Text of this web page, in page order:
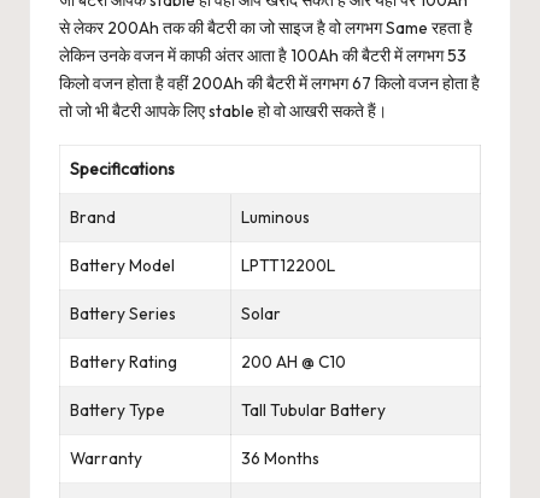
से लेकर 200Ah तक की बैटरी का जो साइज है वो लगभग Same रहता है
लेकिन उनके वजन में काफी अंतर आता है 100Ah की बैटरी में लगभग 53
किलो वजन होता है वहीं 200Ah की बैटरी में लगभग 67 किलो वजन होता है
तो जो भी बैटरी आपके लिए stable हो वो आखरी सकते हैं।
Specifications
Brand Luminous
Battery Model LPTT12200L
Battery Series Solar
Battery Rating 200 AH @ C10
Battery Type Tall Tubular Battery
Warranty 36 Months